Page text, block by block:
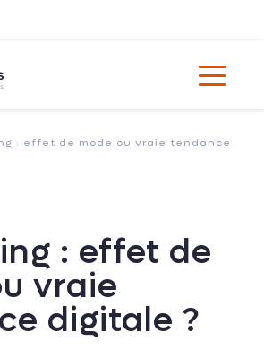
: effet de mode ou vraie tendance
: effet de
vraie
digitale ?